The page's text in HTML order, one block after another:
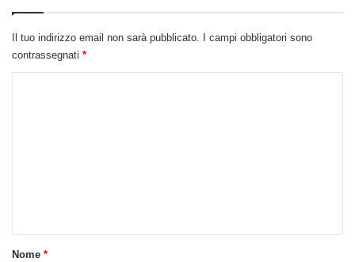
Il tuo indirizzo email non sarà pubblicato.
I campi obbligatori sono
contrassegnati *
oNome *